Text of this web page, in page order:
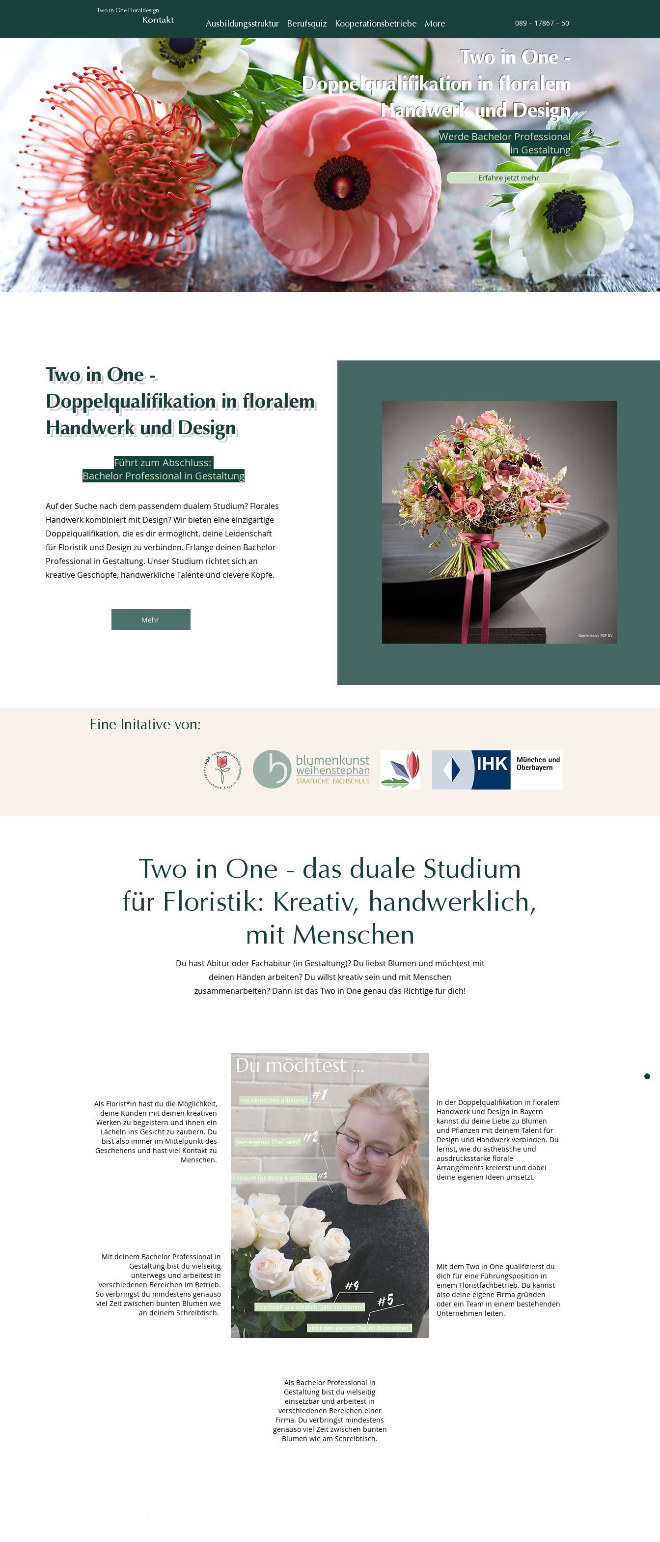
Kontakt Ausbildungsstruktur Berufsquiz Kooperationsbetriebe More
Two in One Floraldesign
089 – 17867 – 50
Two in One -
Doppelqualifikation in floralem
Handwerk und Design
Werde Bachelor Professional
in Gestaltung
Erfahre jetzt mehr
Foto:Blumenbüro Holland
Two in One -
Doppelqualifikation in floralem
Handwerk und Design
Führt zum Abschluss:
Bachelor Professional in Gestaltung
Auf der Suche nach dem passendem dualem Studium? Florales
Handwerk kombiniert mit Design?Wir bieten eine einzigartige
Doppelqualifikation, die es dir ermöglicht, deine Leidenschaft
für Floristik und Design zu verbinden. Erlange deinen Bachelor
Professional in Gestaltung. Unser Studium richtet sich an
kreative Geschöpfe, handwerkliche Talente und clevere Köpfe.
Mehr
Quelle:Archiv FDF BV
Eine Initative von:
Two in One - das duale Studium
für Floristik: Kreativ, handwerklich,
mit Menschen
Du hast Abitur oder Fachabitur (in Gestaltung)? Du liebst Blumen und möchtest mit
deinen Händen arbeiten? Du willst kreativ sein und mit Menschen
zusammenarbeiten? Dann ist das Two in One genau das Richtige für dich!
Als Florist*in hast du die Möglichkeit,
deine Kunden mit deinen kreativen
Werken zu begeistern und ihnen ein
Lächeln ins Gesicht zu zaubern. Du
bist also immer im Mittelpunkt des
Geschehens und hast viel Kontakt zu
Menschen.
Mit deinem Bachelor Professional in
Gestaltung bist du vielseitig
unterwegs und arbeitest in
verschiedenen Bereichen im Betrieb.
So verbringst du mindestens genauso
viel Zeit zwischen bunten Blumen wie
an deinem Schreibtisch.
In der Doppelqualifikation in floralem
Handwerk und Design in Bayern
kannst du deine Liebe zu Blumen
und Pflanzen mit deinem Talent für
Design und Handwerk verbinden. Du
lernst, wie du ästhetische und
ausdrucksstarke florale
Arrangements kreierst und dabei
deine eigenen Ideen umsetzt.
Mit dem Two in One qualifizierst du
dich für eine Führungsposition in
einem Floristfachbetrieb. Du kannst
also deine eigene Firma gründen
oder ein Team in einem bestehenden
Unternehmen leiten.
Als Bachelor Professional in
Gestaltung bist du vielseitig
einsetzbar und arbeitest in
verschiedenen Bereichen einer
Firma. Du verbringst mindestens
genauso viel Zeit zwischen bunten
Blumen wie am Schreibtisch.